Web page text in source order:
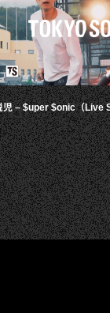
児 – $uper $onic（Live